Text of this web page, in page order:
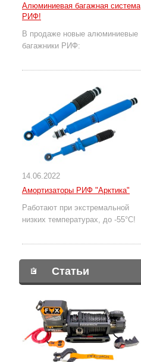
Алюминиевая багажная система
РИФ!
В продаже новые алюминиевые
багажники РИФ:
14.06.2022
Амортизаторы РИФ "Арктика"
Работают при экстремальной
низких температурах, до -55°С!
Статьи